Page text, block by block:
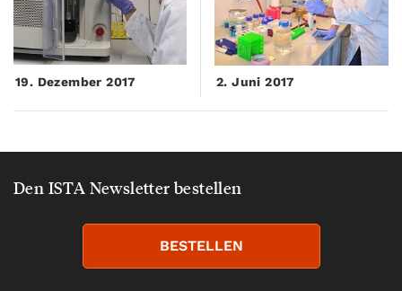
19. Dezember 2017 2. Juni 2017
Den ISTA Newsletter bestellen
BESTELLEN